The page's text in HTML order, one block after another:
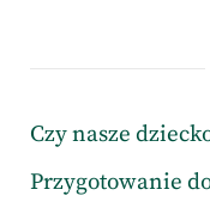
Czy nasze
Przygotowanie